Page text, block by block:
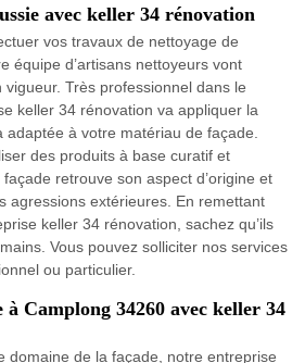
avec keller 34 rénovation
vos travaux de nettoyage de
équipe d’artisans nettoyeurs vont
Très professionnel dans le
keller 34 rénovation va appliquer la
à votre matériau de façade.
des produits à base curatif et
retrouve son aspect d’origine et
agressions extérieures. En remettant
keller 34 rénovation, sachez qu’ils
Vous pouvez solliciter nos services
ou particulier.
à Camplong 34260 avec keller 34
domaine de la façade, notre entreprise